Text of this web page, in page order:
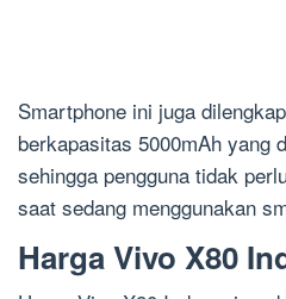
Smartphone ini juga
berkapasitas 5000mAh yang
sehingga pengguna tidak
saat sedang menggunakan
Harga Vivo X80